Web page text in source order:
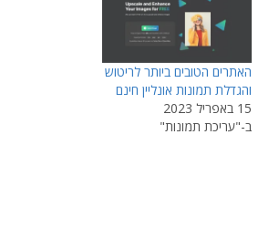
האתרים הטובים ביותר לריטוש
והגדלת תמונות אונליין חינם
15 באפריל 2023
ב-"עריכת תמונות"